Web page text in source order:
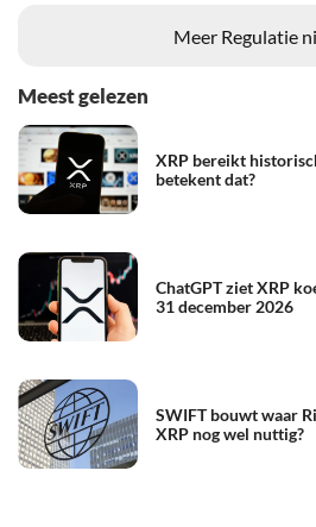
Meer Regulatie
Meest gelezen
XRP bereikt
betekent dat?
ChatGPT ziet XRP
31 december 2026
SWIFT bouwt waar
XRP nog wel nuttig?